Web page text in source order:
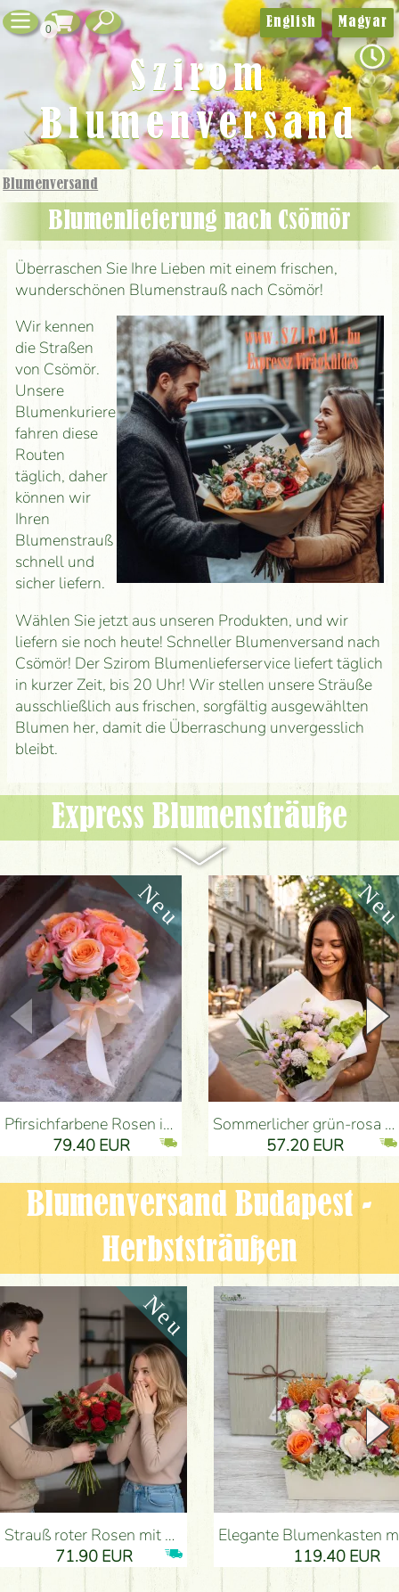
0
Blumenversand
Blumenlieferung nach Csömör
Überraschen Sie Ihre Lieben mit einem frischen,
wunderschönen Blumenstrauß nach Csömör!
Wir kennen
die Straßen
von Csömör.
Unsere
Blumenkuriere
fahren diese
Routen
täglich, daher
können wir
Ihren
Blumenstrauß
schnell und
sicher liefern.
Wählen Sie jetzt aus unseren Produkten, und wir
liefern sie noch heute! Schneller Blumenversand nach
Csömör! Der Szirom Blumenlieferservice liefert täglich
in kurzer Zeit, bis 20 Uhr! Wir stellen unsere Sträuße
ausschließlich aus frischen, sorgfältig ausgewählten
Blumen her, damit die Überraschung unvergesslich
bleibt.
Express Blumen­sträuße
Pfirsichfarbene Rosen in einer eleganten plüsch Zylinderbox (9 Stiele) - Blumenlieferung Budapest
79.40 EUR
Sommerlicher grün-rosa Strauß mit Nelken, Santini, Rosen und kleinen Blüten (12 Stiele) - Blumenlieferung Budapest
57.20 EUR
Blumenversand Budapest -
Herbststräußen
Strauß roter Rosen mit Anthurium - Blumenlieferung Budapest
71.90 EUR
Elegante Blumenkasten mit Orchidee (14 Stiele) -
119.40 EUR
English Magyar
Szirom
Blumenversand